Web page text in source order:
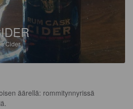
Cider.
äärellä: rommitynnyrissä